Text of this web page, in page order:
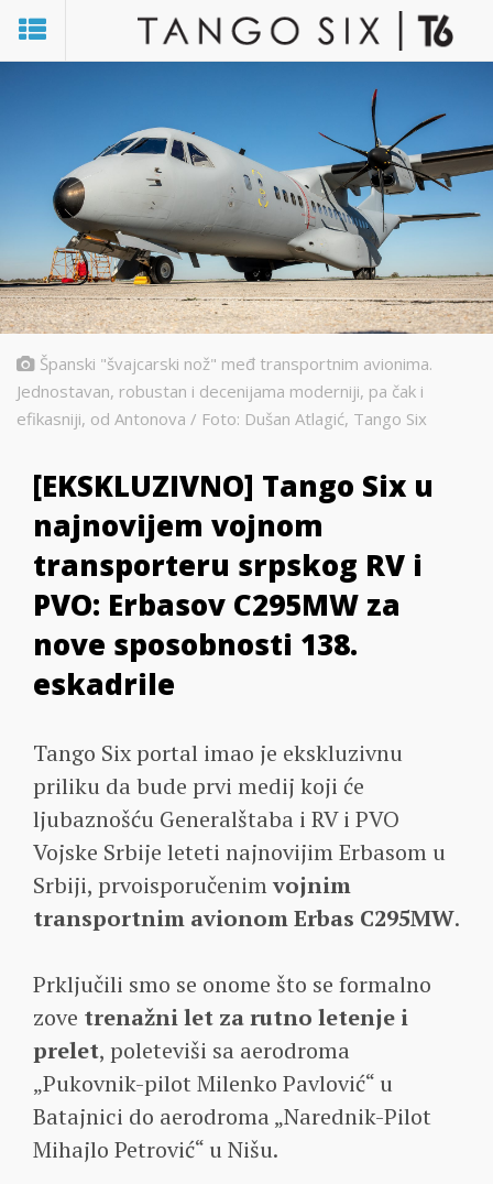
Španski "švajcarski nož" međ transportnim avionima.
Jednostavan, robustan i decenijama moderniji, pa čak i
efikasniji, od Antonova / Foto: Dušan Atlagić, Tango Six
[EKSKLUZIVNO] Tango Six u
najnovijem vojnom
transporteru srpskog RV i
PVO: Erbasov C295MW za
nove sposobnosti 138.
eskadrile
Tango Six portal imao je ekskluzivnu
priliku da bude prvi medij koji će
ljubaznošću Generalštaba i RV i PVO
Vojske Srbije leteti najnovijim Erbasom u
Srbiji, prvoisporučenimvojnim
transportnim avionom Erbas C295MW.
Prključili smo se onome što se formalno
zove trenažni let za rutno letenje i
prelet, poleteviši sa aerodroma
„Pukovnik-pilot Milenko Pavlović“ u
Batajnici do aerodroma „Narednik-Pilot
Mihajlo Petrović“ u Nišu.